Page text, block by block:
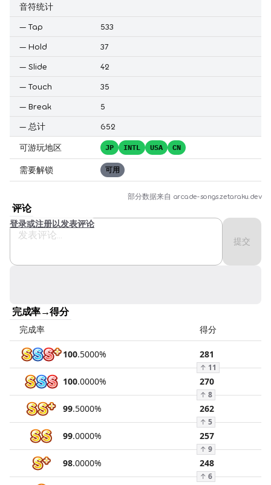
音符统计
— Tap
533
— Hold
37
— Slide
42
— Touch
35
— Break
5
— 总计 652
可游玩地区 JP INTL USA CN
需要解锁 可用
部分数据来自 arcade-songs.zetaraku.dev
评论
提交
登录或注册以发表评论
完成率→得分
完成率 得分
100.5000% 281
↑ 11
100.0000% 270
↑ 8
99.5000% 262
↑ 5
99.0000% 257
↑ 9
98.0000% 248
↑ 6